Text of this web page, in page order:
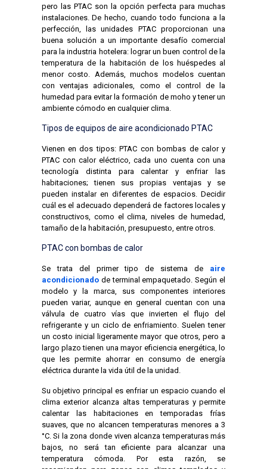
pero las PTAC son la opción perfecta para muchas
instalaciones. De hecho, cuando todo funciona a la
perfección, las unidades PTAC proporcionan una
buena solución a un importante desafío comercial
para la industria hotelera: lograr un buen control de la
temperatura de la habitación de los huéspedes al
menor costo. Además, muchos modelos cuentan
con ventajas adicionales, como el control de la
humedad para evitar la formación de moho y tener un
ambiente cómodo en cualquier clima.
Tipos de equipos de aire acondicionado PTAC
Vienen en dos tipos: PTAC con bombas de calor y
PTAC con calor eléctrico, cada uno cuenta con una
tecnología distinta para calentar y enfriar las
habitaciones; tienen sus propias ventajas y se
pueden instalar en diferentes de espacios. Decidir
cuál es el adecuado dependerá de factores locales y
constructivos, como el clima, niveles de humedad,
tamaño de la habitación, presupuesto, entre otros.
PTAC con bombas de calor
Se trata del primer tipo de sistema de aire
acondicionadode terminal empaquetado. Según el
modelo y la marca, sus componentes interiores
pueden variar, aunque en general cuentan con una
válvula de cuatro vías que invierten el flujo del
refrigerante y un ciclo de enfriamiento. Suelen tener
un costo inicial ligeramente mayor que otros, pero a
largo plazo tienen una mayor eficiencia energética, lo
que les permite ahorrar en consumo de energía
eléctrica durante la vida útil de la unidad.
Su objetivo principal es enfriar un espacio cuando el
clima exterior alcanza altas temperaturas y permite
calentar las habitaciones en temporadas frías
suaves, que no alcancen temperaturas menores a 3
°C. Si la zona donde viven alcanza temperaturas más
bajos, no será tan eficiente para alcanzar una
temperatura cómoda. Por esta razón, se